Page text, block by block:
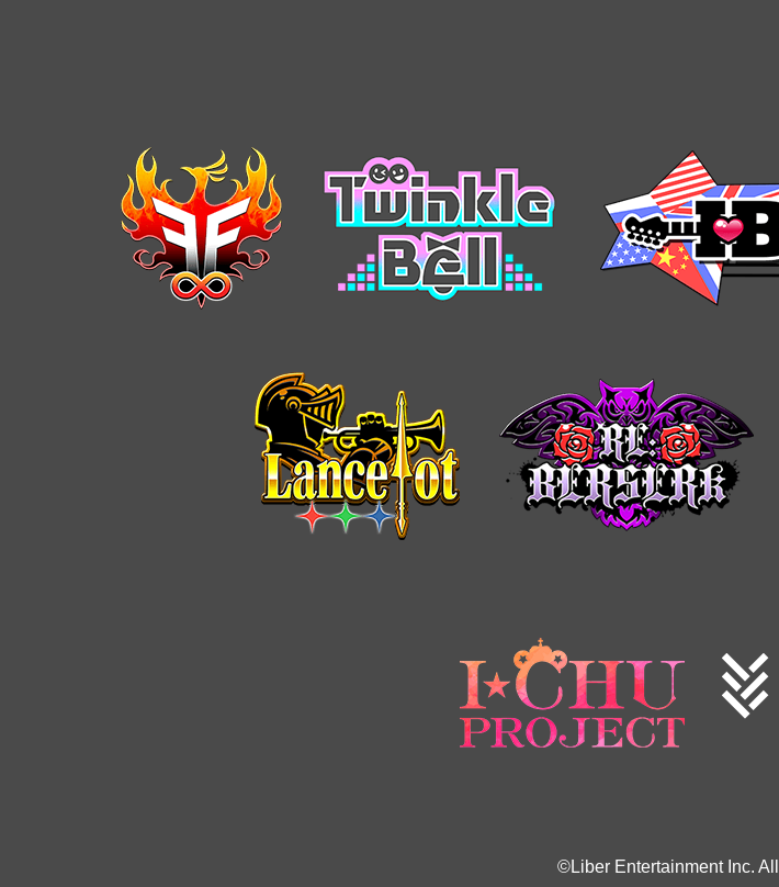
©Liber Entertainment Inc.